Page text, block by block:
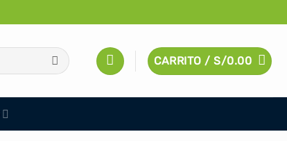
CARRITO /S/0.00